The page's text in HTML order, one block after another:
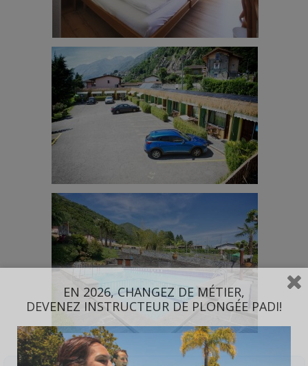
EN 2026, CHANGEZ DE MÉTIER,
DEVENEZ INSTRUCTEUR DE PLONGÉE PADI!